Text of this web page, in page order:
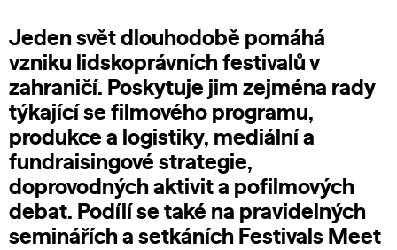
Jeden svět dlouhodobě pomáhá
vzniku lidskoprávních festivalů v
zahraničí. Poskytuje jim zejména rady
týkající se filmového programu,
produkce a logistiky, mediální a
fundraisingové strategie,
doprovodných aktivit a pofilmových
debat. Podílí se také na pravidelných
seminářích a setkáních Festivals Meet